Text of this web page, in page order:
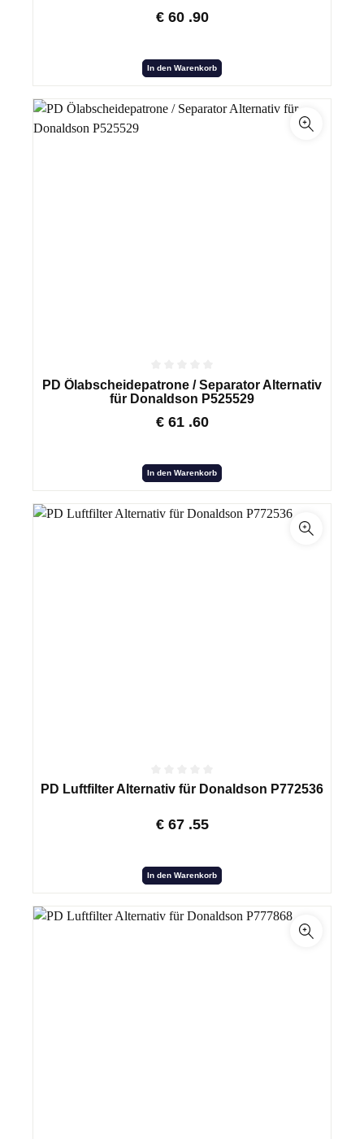
€ 60 .90
In den Warenkorb
PD Ölabscheidepatrone / Separator Alternativ
für Donaldson P525529
€ 61 .60
In den Warenkorb
PD Luftfilter Alternativ für Donaldson P772536
€ 67 .55
In den Warenkorb